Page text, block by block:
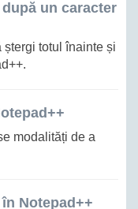
un caracter
ștergi totul înainte și
modalități de a
Notepad++